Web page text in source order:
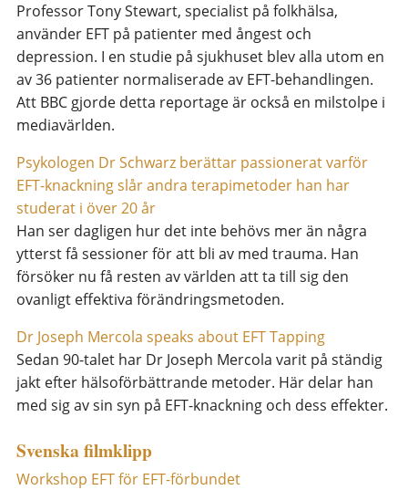
Professor Tony Stewart, specialist på folkhälsa,
använder EFT på patienter med ångest och
depression. I en studie på sjukhuset blev alla utom en
av 36 patienter normaliserade av EFT-behandlingen.
Att BBC gjorde detta reportage är också en milstolpe i
mediavärlden.
Psykologen Dr Schwarz berättar passionerat varför
EFT-knackning slår andra terapimetoder han har
studerat i över 20 år
Han ser dagligen hur det inte behövs mer än några
ytterst få sessioner för att bli av med trauma. Han
försöker nu få resten av världen att ta till sig den
ovanligt effektiva förändringsmetoden.
Dr Joseph Mercola speaks about EFT Tapping
Sedan 90-talet har Dr Joseph Mercola varit på ständig
jakt efter hälsoförbättrande metoder. Här delar han
med sig av sin syn på EFT-knackning och dess effekter.
Svenska filmklipp
Workshop EFT för EFT-förbundet